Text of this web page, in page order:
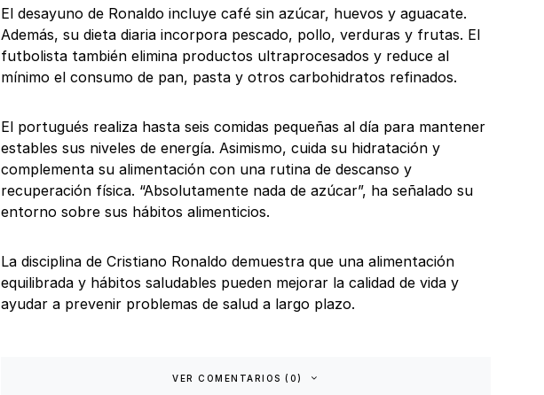
El desayuno de Ronaldo incluye café sin azúcar, huevos y aguacate.
Además, su dieta diaria incorpora pescado, pollo, verduras y frutas. El
futbolista también elimina productos ultraprocesados y reduce al
mínimo el consumo de pan, pasta y otros carbohidratos refinados.
El portugués realiza hasta seis comidas pequeñas al día para mantener
estables sus niveles de energía. Asimismo, cuida su hidratación y
complementa su alimentación con una rutina de descanso y
recuperación física. “Absolutamente nada de azúcar”, ha señalado su
entorno sobre sus hábitos alimenticios.
La disciplina de Cristiano Ronaldo demuestra que una alimentación
equilibrada y hábitos saludables pueden mejorar la calidad de vida y
ayudar a prevenir problemas de salud a largo plazo.
VER COMENTARIOS (0)